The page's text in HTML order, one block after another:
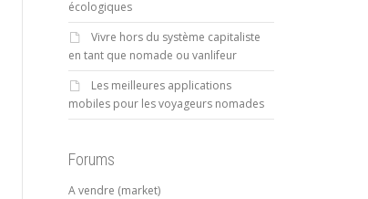
écologiques
Vivre hors du système capitaliste
en tant que nomade ou vanlifeur
Les meilleures applications
mobiles pour les voyageurs nomades
Forums
A vendre (market)